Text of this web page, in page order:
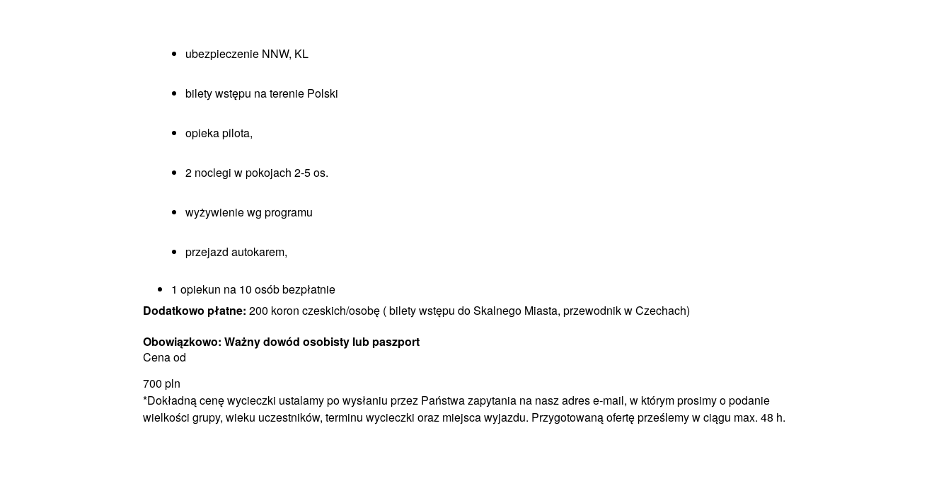
ubezpieczenie NNW, KL
bilety wstępu na terenie Polski
opieka pilota,
2 noclegi w pokojach 2-5 os.
wyżywienie wg programu
przejazd autokarem,
1 opiekun na 10 osób bezpłatnie
Dodatkowo płatne: 200 koron czeskich/osobę ( bilety wstępu do Skalnego Miasta, przewodnik w Czechach)
Obowiązkowo: Ważny dowód osobisty lub paszport
Cena od
700 pln
*Dokładną cenę wycieczki ustalamy po wysłaniu przez Państwa zapytania na nasz adres e-mail, w którym prosimy o podanie
wielkości grupy, wieku uczestników, terminu wycieczki oraz miejsca wyjazdu. Przygotowaną ofertę prześlemy w ciągu max. 48 h.